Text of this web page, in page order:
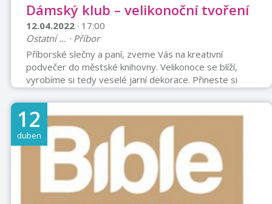
Dámský klub – velikonoční tvoření
12.04.2022 · 17:00
Ostatní ... · Příbor
Příborské slečny a paní, zveme Vás na kreativní
podvečer do městské knihovny. Velikonoce se blíží,
vyrobíme si tedy veselé jarní dekorace. Přineste si
bílou vlnu na ocásky pro zajíce a vyfouknutá vajíčka pro
dekorace na zavěšení. Děti, či vnoučata vezměte s
sebou!
12
duben